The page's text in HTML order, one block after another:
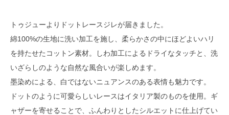
トゥジューよりドットレースジレが届きました。
綿100%の生地に洗い加工を施し、柔らかさの中にほどよいハリ
を持たせたコットン素材。しわ加工によるドライなタッチと、洗
いざらしのような自然な風合いが楽しめます。
墨染めによる、白ではないニュアンスのある表情も魅力です。
ドットのように可愛らしいレースはイタリア製のものを使用。ギ
ャザーを寄せることで、ふんわりとしたシルエットに仕上げてい